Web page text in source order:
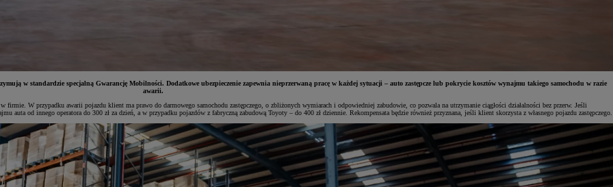
w standardzie specjalną Gwarancję Mobilności. Dodatkowe ubezpieczenie zapewnia nieprzerwaną pracę w każdej sytuacji – auto zastępcze lub pokrycie kosztów wynajmu takiego samochodu w razie
awarii.
W przypadku awarii pojazdu klient ma prawo do darmowego samochodu zastępczego, o zbliżonych wymiarach i odpowiedniej zabudowie, co pozwala na utrzymanie ciągłości działalności bez przerw. Jeśli
od innego operatora do 300 zł za dzień, a w przypadku pojazdów z fabryczną zabudową Toyoty – do 400 zł dziennie. Rekompensata będzie również przyznana, jeśli klient skorzysta z własnego pojazdu zastępczego.